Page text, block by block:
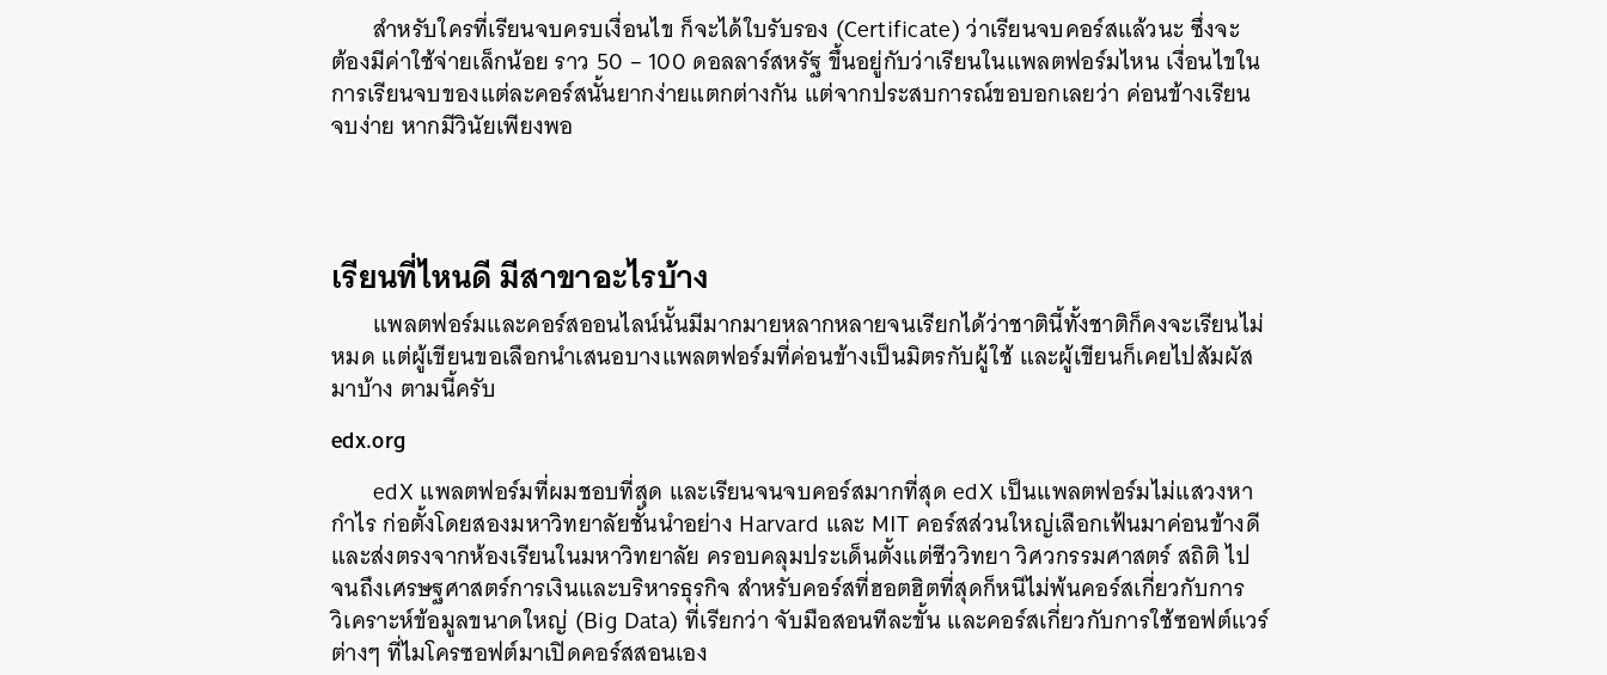
สำหรับใครที่เรียนจบครบเงื่อนไข ก็จะได้ใบรับรอง (Certificate) ว่าเรียนจบคอร์สแล้วนะ ซึ่งจะ
ต้องมีค่าใช้จ่ายเล็กน้อย ราว 50 – 100 ดอลลาร์สหรัฐ ขึ้นอยู่กับว่าเรียนในแพลตฟอร์มไหน เงื่อนไขใน
การเรียนจบของแต่ละคอร์สนั้นยากง่ายแตกต่างกัน แต่จากประสบการณ์ขอบอกเลยว่า ค่อนข้างเรียน
จบง่าย หากมีวินัยเพียงพอ
เรียนที่ไหนดี มีสาขาอะไรบ้าง
แพลตฟอร์มและคอร์สออนไลน์นั้นมีมากมายหลากหลายจนเรียกได้ว่าชาตินี้ทั้งชาติก็คงจะเรียนไม่
หมด แต่ผู้เขียนขอเลือกนำเสนอบางแพลตฟอร์มที่ค่อนข้างเป็นมิตรกับผู้ใช้ และผู้เขียนก็เคยไปสัมผัส
มาบ้าง ตามนี้ครับ
edx.org
edX แพลตฟอร์มที่ผมชอบที่สุด และเรียนจนจบคอร์สมากที่สุด edX เป็นแพลตฟอร์มไม่แสวงหา
กำไร ก่อตั้งโดยสองมหาวิทยาลัยชั้นนำอย่าง Harvard และ MIT คอร์สส่วนใหญ่เลือกเฟ้นมาค่อนข้างดี
และส่งตรงจากห้องเรียนในมหาวิทยาลัย ครอบคลุมประเด็นตั้งแต่ชีววิทยา วิศวกรรมศาสตร์ สถิติ ไป
จนถึงเศรษฐศาสตร์การเงินและบริหารธุรกิจ สำหรับคอร์สที่ฮอตฮิตที่สุดก็หนีไม่พ้นคอร์สเกี่ยวกับการ
วิเคราะห์ข้อมูลขนาดใหญ่ (Big Data) ที่เรียกว่า จับมือสอนทีละขั้น และคอร์สเกี่ยวกับการใช้ซอฟต์แวร์
ต่างๆ ที่ไมโครซอฟต์มาเปิดคอร์สสอนเอง